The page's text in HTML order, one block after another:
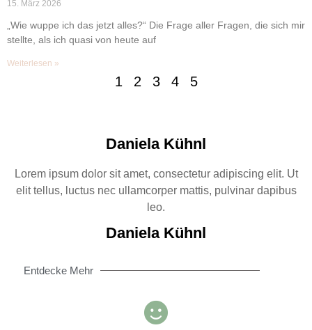
15. März 2026
„Wie wuppe ich das jetzt alles?“ Die Frage aller Fragen, die sich mir
stellte, als ich quasi von heute auf
Weiterlesen »
1 2 3 4 5
Daniela Kühnl
Lorem ipsum dolor sit amet, consectetur adipiscing elit. Ut
elit tellus, luctus nec ullamcorper mattis, pulvinar dapibus
leo.
Daniela Kühnl
Entdecke Mehr